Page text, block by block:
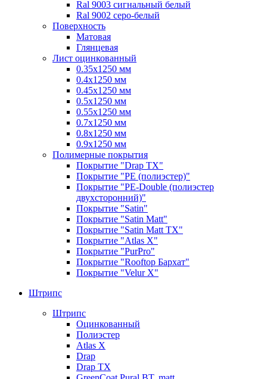
Ral 9003 сигнальный белый
Ral 9002 серо-белый
Поверхность
Матовая
Глянцевая
Лист оцинкованный
0.35х1250 мм
0.4х1250 мм
0.45х1250 мм
0.5х1250 мм
0.55х1250 мм
0.7х1250 мм
0.8х1250 мм
0.9х1250 мм
Полимерные покрытия
Покрытие "Drap TX"
Покрытие "PE (полиэстер)"
Покрытие "PE-Double (полиэстер
двухсторонний)"
Покрытие "Satin"
Покрытие "Satin Мatt"
Покрытие "Satin Matt TX"
Покрытие "Atlas X"
Покрытие "PurPro"
Покрытие "Rooftop Бархат"
Покрытие "Velur X"
Штрипс
Штрипс
Оцинкованный
Полиэстер
Atlas X
Drap
Drap TX